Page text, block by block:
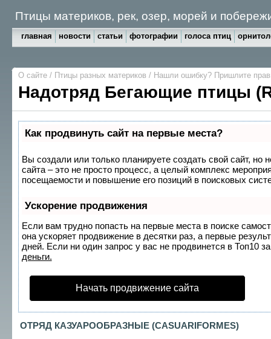
Птицы материков, рек, озер, морей и
главная новости статьи фотографии голоса птиц
О сайте / Птицы разных материков / Нашли ошибку? Пришлите
Надотряд Бегающие птицы (
Как продвинуть сайт на первые места?
Вы создали или только планируете создать свой сайт, но
сайта – это не просто процесс, а целый комплекс
посещаемости и повышение его позиций в поисковых
Ускорение продвижения
Если вам трудно попасть на первые места в поиске
она ускоряет продвижение в десятки раз, а первые
дней. Если ни один запрос у вас не продвинется в Топ10
деньги.
Начать продвижение сайта
ОТРЯД КАЗУАРООБРАЗНЫЕ (CASUARIFORMES)